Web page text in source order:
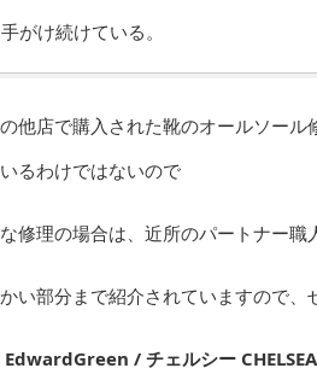
がけ続けている。
他店で購入された靴のオールソー
るわけではないので
修理の場合は、近所のパートナー
い部分まで紹介されていますので、
EdwardGreen / チェルシー